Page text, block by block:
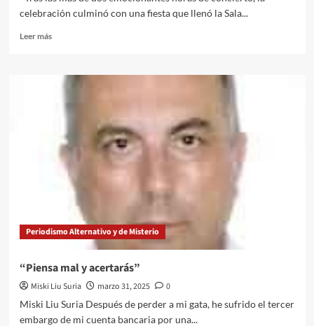
LOGRARÁ
SUPERARLO
ÚLTIMAS
ONCOLÓGICAS
celebración culminó con una fiesta que llenó la Sala...
Leer másLeer
MAFIA:un
concierto
inolvidable
muchas
fiesta
Periodismo Alternativo y de Misterio
“Piensa mal y acertarás”
Miski Liu Suria marzo 31, 2025
0
Miski Liu Suria Después de perder a mi gata, he sufrido el tercer
embargo de mi cuenta bancaria por una...